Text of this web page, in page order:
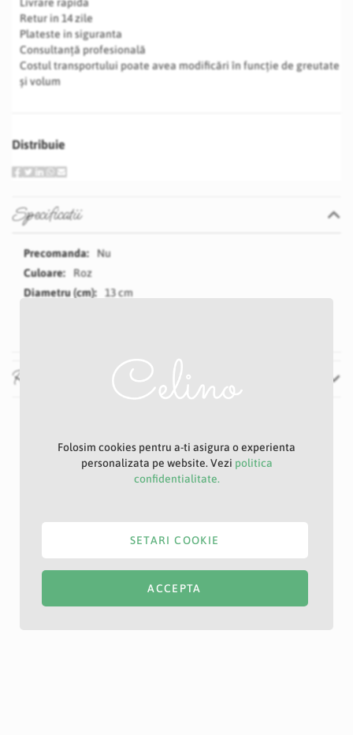
Livrare rapida
Retur in 14 zile
Plateste in siguranta
Consultanță profesională
Costul transportului poate avea modificări în funcție de greutate
și volum
Distribuie
Specificatii
Specificatii
Nu
Roz
13 cm
Recenzii
Folosim cookies pentru a-ti asigura o experienta
personalizata pe website. Vezi politica
confidentialitate.
ACCEPTA
SETARI COOKIE